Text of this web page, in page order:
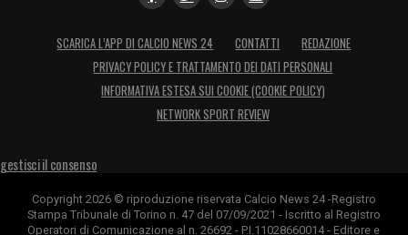
SCARICA L’APP DI CALCIO NEWS 24 CONTATTI
REDAZIONE
PRIVACY POLICY E TRATTAMENTO DEI DATI PERSONALI
INFORMATIVA ESTESA SUI COOKIE (COOKIE POLICY)
NETWORK SPORT REVIEW
gestisci il consenso
Copyright 2026 © riproduzione riservata Calcio News 24 -Registro
Stampa Tribunale di Torino n. 47 del 07/09/2021 - Iscritto al Registro
Operatori di Comunicazione al n. 26692 - P.I.11028660014 - Editore e